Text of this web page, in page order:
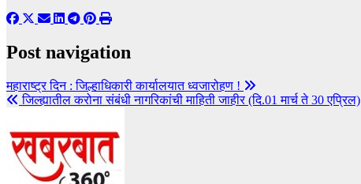
Post navigation
महाराष्ट्र दिन : जिल्हाधिकारी कार्यालयात ध्वजारोहण !
जिल्ह्यातील करोना संबंधी नागरिकांची माहिती जाहीर (दि.01 मार्च ते 30 एप्रिल)